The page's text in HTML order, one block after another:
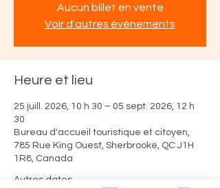
Aucun billet en vente
Voir d'autres événements
Heure et lieu
25 juill. 2026, 10 h 30 – 05 sept. 2026, 12 h
30
Bureau d'accueil touristique et citoyen,
785 Rue King Ouest, Sherbrooke, QC J1H
1R8, Canada
Autres dates